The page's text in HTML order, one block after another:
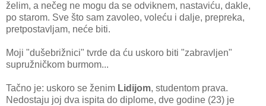
želim, a nečeg ne mogu da se odviknem, nastaviću, dakle,
po starom. Sve što sam zavoleo, voleću i dalje, prepreka,
pretpostavljam, neće biti.
Moji "dušebrižnici" tvrde da ću uskoro biti "zabravljen"
supružničkom burmom...
Tačno je: uskoro se ženim Lidijom, studentom prava.
Nedostaju joj dva ispita do diplome, dve godine (23) je